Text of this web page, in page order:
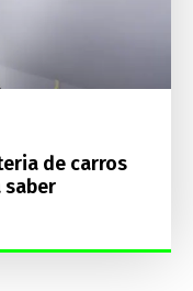
de carros
saber